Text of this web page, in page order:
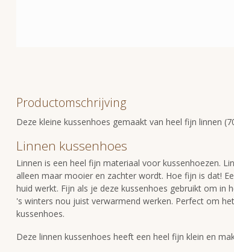
Productomschrijving
Deze kleine kussenhoes gemaakt van heel fijn linnen
Linnen kussenhoes
Linnen is een heel fijn materiaal voor kussenhoezen.
alleen maar mooier en zachter wordt. Hoe fijn is dat!
huid werkt. Fijn als je deze kussenhoes gebruikt om in
's winters nou juist verwarmend werken. Perfect om
kussenhoes.
Deze linnen kussenhoes heeft een heel fijn klein en